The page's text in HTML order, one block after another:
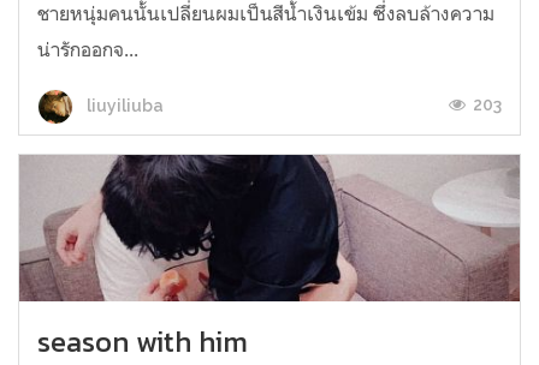
ชายหนุ่มคนนั้นเปลี่ยนผมเป็นสีน้ำเงินเข้ม ซึ่งลบล้างความ
น่ารักออกจ...
liuyiliuba 203
season with him